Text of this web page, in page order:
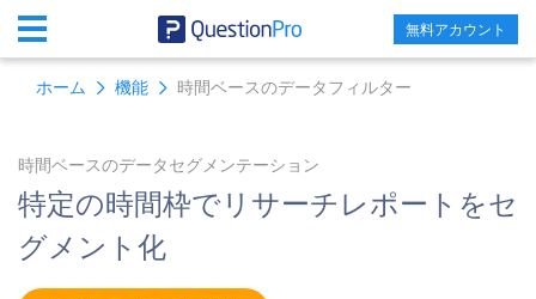
SIGN UP FREE
無料アカウント
ホーム 機能 時間ベースのデータフィルター
時間ベースのデータセグメンテーション
特定の時間枠でリサーチレポートをセ
グメント化